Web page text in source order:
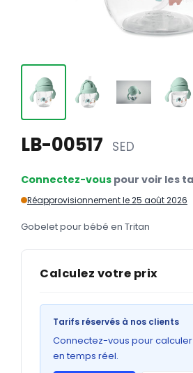
Calendriers bancaires
Tête de lettre
Enveloppes
Sous-mains
Chemises
GRAND FORMAT
LB-00517 SED
Connectez-vous pour voir les
Réapprovisionnement le 25 août 2026
Gobelet pour bébé en Tritan
Calculez votre prix
Tarifs réservés à nos clients
Connectez-vous pour calculer
en temps réel.